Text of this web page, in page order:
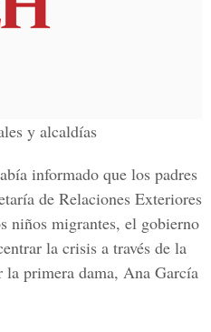
y alcaldías
informado que los padres
de Relaciones Exteriores
niños migrantes, el gobierno
la crisis a través de la
la primera dama, Ana García